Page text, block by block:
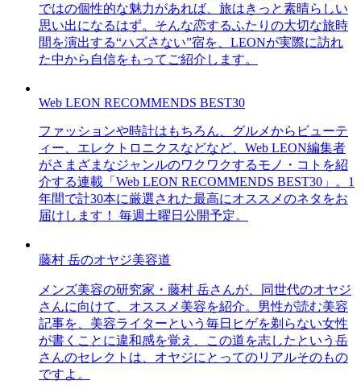
ではの個性的な魅力があれば、旅はきっと素晴らしい
思い出になるはず。そんな恋するふたりの大切な旅時
間を演出する“ハズさない”宿を、LEONが実際に訪れ
た中から自信をもってご紹介します。
Web LEON RECOMMENDS BEST30
ファッションや時計はもちろん、グルメからビューテ
ィー、エレクトロニクスなどなど、Web LEON編集者
がさまざまなジャンルのワクワクするモノ・コトを紹
介する連載「Web LEON RECOMMENDS BEST30」。1
年間で計30本に厳選された最高にオススメのネタをお
届けします！ 毎週土曜日公開予定。
藤村 岳のオヤジ美容道
メンズ美容の研究家・藤村 岳さんが、同世代のオヤジ
さんに向けて、オススメ美容を紹介。男性が読む美容
記事を、美容ライターという毎日ヒゲを剃らない女性
が書くことに違和感を覚え、この道を志したという岳
さんのセレクトは、オヤジにとってのリアルそのもの
ですよ。